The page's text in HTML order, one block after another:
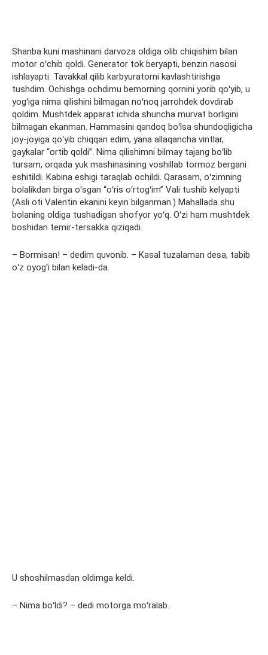
Shanba kuni mashinani darvoza oldiga olib chiqishim bilan
motor oʻchib qoldi. Generator tok beryapti, benzin nasosi
ishlayapti. Tavakkal qilib karbyuratorni kavlashtirishga
tushdim. Ochishga ochdimu bemorning qornini yorib qoʻyib, u
yogʻiga nima qilishini bilmagan noʻnoq jarrohdek dovdirab
qoldim. Mushtdek apparat ichida shuncha murvat borligini
bilmagan ekanman. Hammasini qandoq boʻlsa shundoqligicha
joy-joyiga qoʻyib chiqqan edim, yana allaqancha vintlar,
gaykalar “ortib qoldi”. Nima qilishimni bilmay tajang boʻlib
tursam, orqada yuk mashinasining voshillab tormoz bergani
eshitildi. Kabina eshigi taraqlab ochildi. Qarasam, oʻzimning
bolalikdan birga oʻsgan “oʻris oʻrtogʻim” Vali tushib kelyapti
(Asli oti Valentin ekanini keyin bilganman.) Mahallada shu
bolaning oldiga tushadigan shofyor yoʻq. Oʻzi ham mushtdek
boshidan temir-tersakka qiziqadi.
– Bormisan! – dedim quvonib. – Kasal tuzalaman desa, tabib
oʻz oyogʻi bilan keladi-da.
U shoshilmasdan oldimga keldi.
– Nima boʻldi? – dedi motorga moʻralab.